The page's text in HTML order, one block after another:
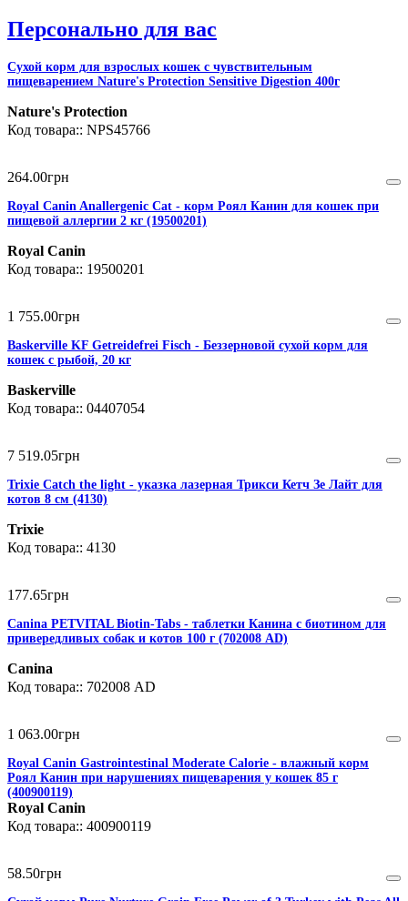
Персонально для вас
Сухой корм для взрослых кошек с чувствительным
пищеварением Nature's Protection Sensitive Digestion 400г
Nature's Protection
NPS45766
264.00грн
Royal Canin Anallergenic Cat - корм Роял Канин для кошек при
пищевой аллергии 2 кг (19500201)
Royal Canin
19500201
1 755.00грн
Baskerville KF Getreidefrei Fisch - Беззерновой сухой корм для
кошек с рыбой, 20 кг
Baskerville
04407054
7 519.05грн
Trixie Catch the light - указка лазерная Трикси Кетч Зе Лайт для
котов 8 см (4130)
Trixie
4130
177.65грн
Canina PETVITAL Biotin-Tabs - таблетки Канина с биотином для
привередливых собак и котов 100 г (702008 AD)
Canina
702008 AD
1 063.00грн
Royal Canin Gastrointestinal Moderate Calorie - влажный корм
Роял Канин при нарушениях пищеварения у кошек 85 г
(400900119)
Royal Canin
400900119
58.50грн